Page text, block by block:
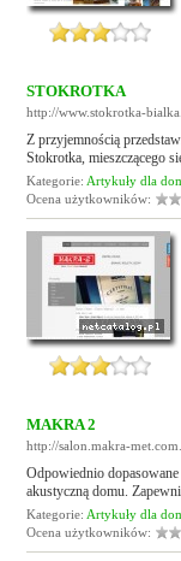
STOKROTKA
http://www.stokrotka-
Z przyjemnością
Stokrotka, mieszczącego
Kategorie: Artykuły dla
Ocena użytkowników:
MAKRA 2
http://salon.makra-
Odpowiednio
akustyczną domu.
Kategorie: Artykuły dla
Ocena użytkowników: